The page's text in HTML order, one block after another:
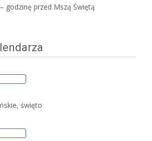
godzinę przed Mszą Świętą
święto